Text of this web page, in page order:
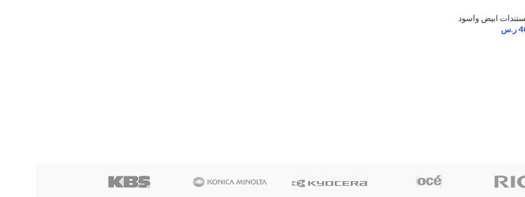
ابيض واسود
ر.س